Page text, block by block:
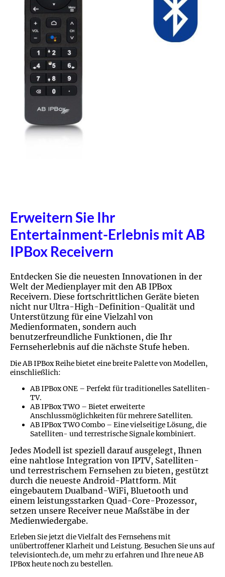
Erweitern Sie Ihr
Entertainment-Erlebnis mit AB
IPBox Receivern
Entdecken Sie die neuesten Innovationen in der
Welt der Medienplayer mit den AB IPBox
Receivern. Diese fortschrittlichen Geräte bieten
nicht nur Ultra-High-Definition-Qualität und
Unterstützung für eine Vielzahl von
Medienformaten, sondern auch
benutzerfreundliche Funktionen, die Ihr
Fernseherlebnis auf die nächste Stufe heben.
Die AB IPBox Reihe bietet eine breite Palette von Modellen,
einschließlich:
AB IPBox ONE – Perfekt für traditionelles Satelliten-
TV.
AB IPBox TWO – Bietet erweiterte
Anschlussmöglichkeiten für mehrere Satelliten.
AB IPBox TWO Combo – Eine vielseitige Lösung, die
Satelliten- und terrestrische Signale kombiniert.
Jedes Modell ist speziell darauf ausgelegt, Ihnen
eine nahtlose Integration von IPTV, Satelliten-
und terrestrischem Fernsehen zu bieten, gestützt
durch die neueste Android-Plattform. Mit
eingebautem Dualband-WiFi, Bluetooth und
einem leistungsstarken Quad-Core-Prozessor,
setzen unsere Receiver neue Maßstäbe in der
Medienwiedergabe.
Erleben Sie jetzt die Vielfalt des Fernsehens mit
unübertroffener Klarheit und Leistung. Besuchen Sie uns auf
televisiontech.de, um mehr zu erfahren und Ihre neue AB
IPBox heute noch zu bestellen.